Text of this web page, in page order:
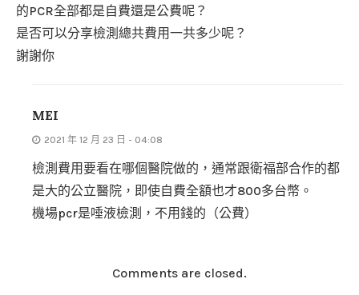
的PCR全部都是自費還是公費呢？
是否可以分享檢測總共費用一共多少呢？
謝謝你
MEI
2021 年 12 月 23 日 - 04:08
檢測費用要看在哪個醫院做的，通常跟衛福部合作的都
是大的公立醫院，即使自費全額也才800多台幣。
機場pcr是唾液檢測，不用錢的（公費）
Comments are closed.